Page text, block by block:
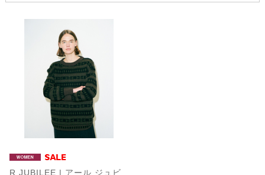
R JUBILEE | アール ジュビ